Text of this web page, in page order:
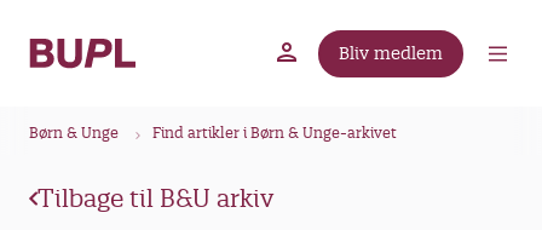
Bliv medlem
Børn & Unge Find artikler i Børn & Unge-arkivet
Tilbage til B&U arkiv